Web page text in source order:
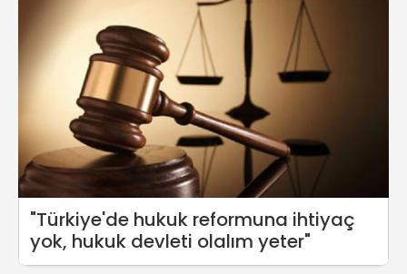
"Türkiye'de hukuk reformuna ihtiyaç
yok, hukuk devleti olalım yeter"